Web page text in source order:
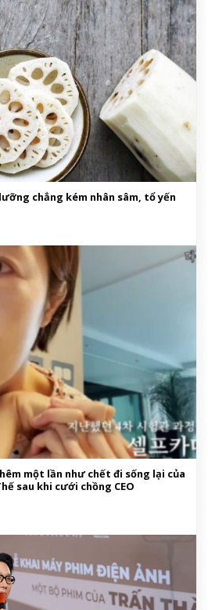
chẳng kém nhân sâm, tổ yến
một lần như chết đi sống lại của
sau khi cưới chồng CEO